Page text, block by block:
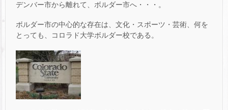
デンバー市から離れて、ボルダー市へ・・・。
ボルダー市の中心的な存在は、文化・スポーツ・芸術、何を
とっても、コロラド大学ボルダー校である。